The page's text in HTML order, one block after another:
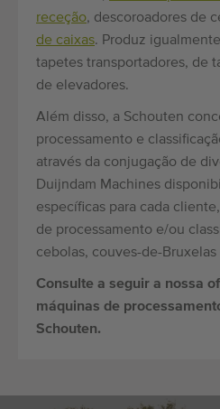
receção, descoroadores de
de caixas. Produz
tapetes transportadores, de
de elevadores.
Além disso, a Schouten
processamento e
através da conjugação de
Duijndam Machines
específicas para cada
de processamento e/ou
cebolas, couves-de-
Consulte a seguir a nossa
máquinas de
Schouten.